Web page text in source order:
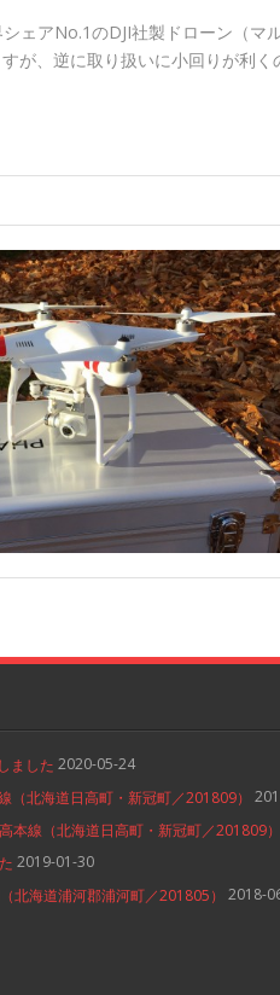
ェアNo.1のDJI社製ドローン（
が、逆に取り扱いに小回りが利
ました 2020-05-24
（北海道日高町・新冠町／201809）
本線（北海道日高町・新冠町／201809）
2019-01-30
北海道浦河郡浦河町／201805） 2018-